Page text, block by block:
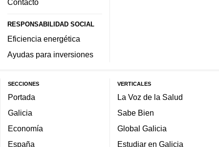
Contacto
RESPONSABILIDAD SOCIAL
Eficiencia energética
Ayudas para inversiones
SECCIONES
Portada
Galicia
Economía
España
VERTICALES
La Voz de la Salud
Sabe Bien
Global Galicia
Estudiar en Galicia